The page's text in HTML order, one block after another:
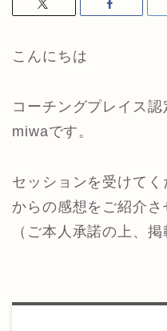
こんにちは
コーチングプレイス
miwaです。
セッションを受けて
からの感想をご紹介さ
（ご本人承諾の上、